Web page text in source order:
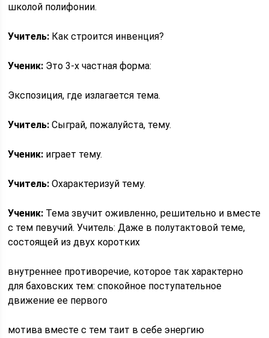
школой полифонии.
Учитель: Как строится инвенция?
Ученик: Это 3-х частная форма:
Экспозиция, где излагается тема.
Учитель: Сыграй, пожалуйста, тему.
Ученик: играет тему.
Учитель: Охарактеризуй тему.
Ученик: Тема звучит оживленно, решительно и вместе
с тем певучий. Учитель: Даже в полутактовой теме,
состоящей из двух коротких
внутреннее противоречие, которое так характерно
для баховских тем: спокойное поступательное
движение ее первого
мотива вместе с тем таит в себе энергию